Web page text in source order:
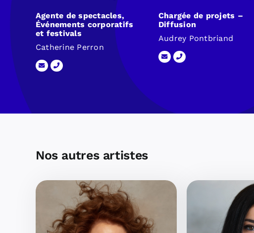
Agente de spectacles,
Événements corporatifs
et festivals
Catherine Perron
Chargée de projets –
Diffusion
Audrey Pontbriand
Nos autres artistes